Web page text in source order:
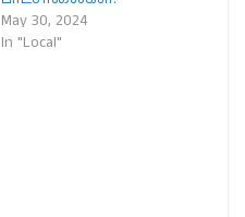
May 30, 2024
In "Local"